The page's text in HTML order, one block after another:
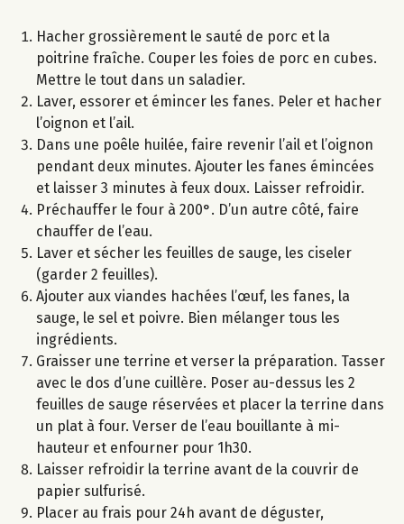
Hacher grossièrement le sauté de porc et la
poitrine fraîche. Couper les foies de porc en cubes.
Mettre le tout dans un saladier.
Laver, essorer et émincer les fanes. Peler et hacher
l’oignon et l’ail.
Dans une poêle huilée, faire revenir l’ail et l’oignon
pendant deux minutes. Ajouter les fanes émincées
et laisser 3 minutes à feux doux. Laisser refroidir.
Préchauffer le four à 200°. D’un autre côté, faire
chauffer de l’eau.
Laver et sécher les feuilles de sauge, les ciseler
(garder 2 feuilles).
Ajouter aux viandes hachées l’œuf, les fanes, la
sauge, le sel et poivre. Bien mélanger tous les
ingrédients.
Graisser une terrine et verser la préparation. Tasser
avec le dos d’une cuillère. Poser au-dessus les 2
feuilles de sauge réservées et placer la terrine dans
un plat à four. Verser de l’eau bouillante à mi-
hauteur et enfourner pour 1h30.
Laisser refroidir la terrine avant de la couvrir de
papier sulfurisé.
Placer au frais pour 24h avant de déguster,